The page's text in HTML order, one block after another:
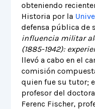
obteniendo
Historia por la
defensa pública de
influencia militar
(1885-1942):
llevó a cabo en el
comisión
quien fue su tutor;
profesor del
Ferenc Fischer,